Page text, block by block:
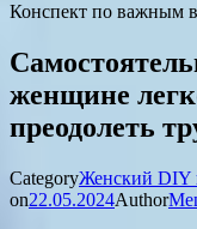
Конспект по важным
женщине
преодолеть
CategoryЖенский DIY
on22.05.2024Author